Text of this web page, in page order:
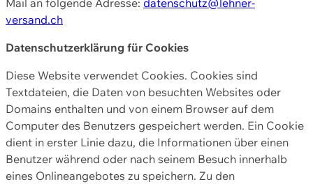
versand.ch
Datenschutzerklärung für Cookies
Diese Website verwendet Cookies. Cookies sind
Textdateien, die Daten von besuchten Websites oder
Domains enthalten und von einem Browser auf dem
Computer des Benutzers gespeichert werden. Ein Cookie
dient in erster Linie dazu, die Informationen über einen
Benutzer während oder nach seinem Besuch innerhalb
eines Onlineangebotes zu speichern. Zu den